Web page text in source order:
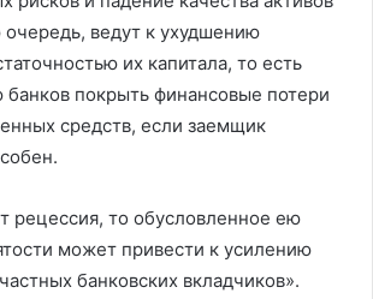
очередь, ведут к ухудшению
их капитала, то есть
покрыть финансовые потери
средств, если заемщик
рецессия, то обусловленное ею
может привести к усилению
банковских вкладчиков».